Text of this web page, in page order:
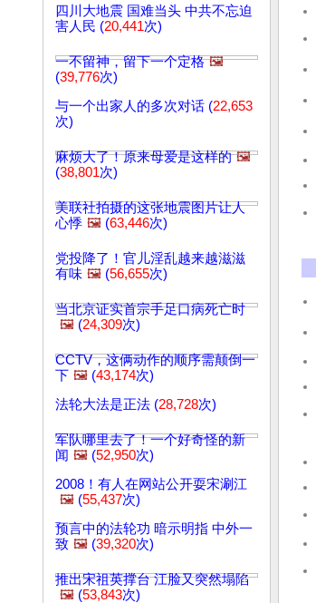
四川大地震 国难当头 中共不忘迫
害人民 (20,441次)
一不留神，留下一个定格 🖼️
(39,776次)
与一个出家人的多次对话 (22,653
次)
麻烦大了！原来母爱是这样的 🖼️
(38,801次)
美联社拍摄的这张地震图片让人
心悸 🖼️ (63,446次)
党投降了！官儿淫乱越来越滋滋
有味 🖼️ (56,655次)
当北京证实首宗手足口病死亡时
🖼️ (24,309次)
CCTV，这俩动作的顺序需颠倒一
下 🖼️ (43,174次)
法轮大法是正法 (28,728次)
军队哪里去了！一个好奇怪的新
闻 🖼️ (52,950次)
2008！有人在网站公开耍宋涮江
🖼️ (55,437次)
预言中的法轮功 暗示明指 中外一
致 🖼️ (39,320次)
推出宋祖英撑台 江脸又突然塌陷
🖼️ (53,843次)